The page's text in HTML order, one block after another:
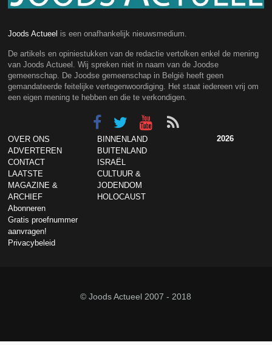
Joods Actueel is een onafhankelijk nieuwsmedium.
De artikels en opiniestukken van de redactie vertolken enkel de mening
van Joods Actueel. Wij spreken niet in naam van de Joodse
gemeenschap. De Joodse gemeenschap in België heeft geen
gemandateerde feitelijke vertegenwoordiging. Het staat iedereen vrij om
een eigen mening te hebben en die te verkondigen.
OVER ONS
ADVERTEREN
CONTACT
LAATSTE
MAGAZINE &
ARCHIEF
Abonneren
Gratis proefnummer
aanvragen!
Privacybeleid
BINNENLAND
BUITENLAND
ISRAËL
CULTUUR &
JODENDOM
HOLOCAUST
2026
© Joods Actueel 2007 - 2018